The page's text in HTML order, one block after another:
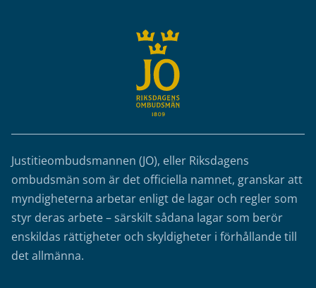
Justitieombudsmannen (JO), eller Riksdagens
ombudsmän som är det officiella namnet, granskar att
myndigheterna arbetar enligt de lagar och regler som
styr deras arbete – särskilt sådana lagar som berör
enskildas rättigheter och skyldigheter i förhållande till
det allmänna.